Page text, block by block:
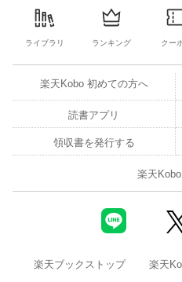
ライブラリ ランキング クー
楽天Kobo 初めての方へ
読書アプリ
領収書を発行する
楽天
楽天ブックストップ 楽天